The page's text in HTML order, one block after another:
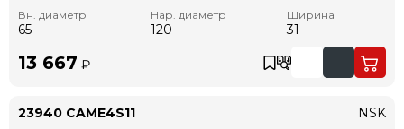
Вн. диаметр
65
Нар. диаметр
120
Ширина
31
13 667 ₽
23940 CAME4S11 NSK